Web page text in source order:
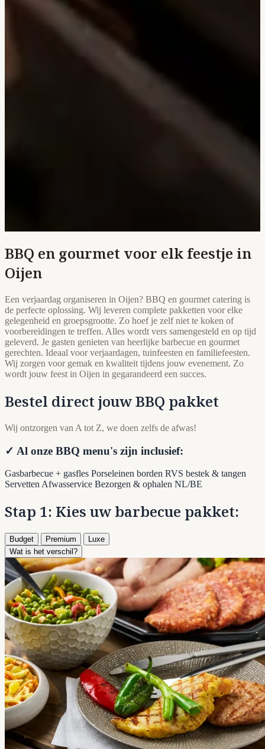
BBQ en gourmet voor elk feestje in
Oijen
Een verjaardag organiseren in Oijen? BBQ en gourmet catering is
de perfecte oplossing. Wij leveren complete pakketten voor elke
gelegenheid en groepsgrootte. Zo hoef je zelf niet te koken of
voorbereidingen te treffen. Alles wordt vers samengesteld en op tijd
geleverd. Je gasten genieten van heerlijke barbecue en gourmet
gerechten. Ideaal voor verjaardagen, tuinfeesten en familiefeesten.
Wij zorgen voor gemak en kwaliteit tijdens jouw evenement. Zo
wordt jouw feest in Oijen in gegarandeerd een succes.
Bestel direct jouw BBQ pakket
Wij ontzorgen van A tot Z, we doen zelfs de afwas!
✓ Al onze BBQ menu's zijn inclusief:
Gasbarbecue + gasfles Porseleinen borden RVS bestek & tangen
Servetten Afwasservice Bezorgen & ophalen NL/BE
Stap 1: Kies uw barbecue pakket:
Budget Premium
Luxe
Wat is het verschil?